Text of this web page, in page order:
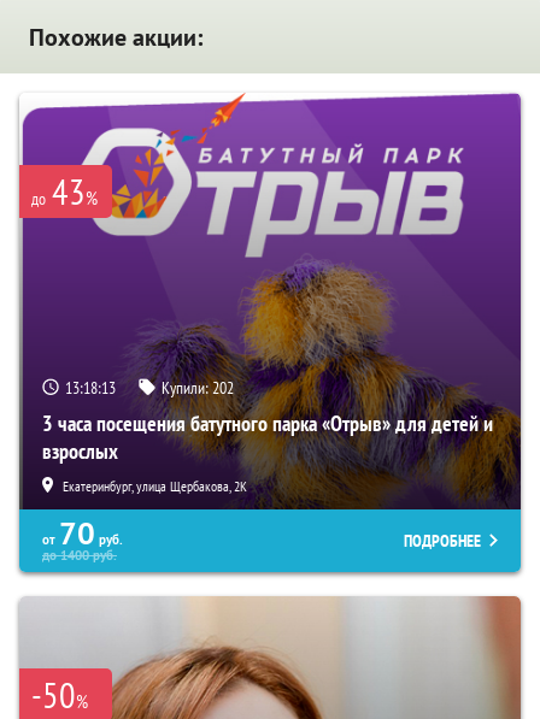
Похожие акции:
до 43%
13:18:12 Купили:202
3 часа посещения батутного парка «Отрыв» для детей и
взрослых
Екатеринбург, улица Щербакова, 2К
от 70 руб.
до1400руб.
ПОДРОБНЕЕ
-50%